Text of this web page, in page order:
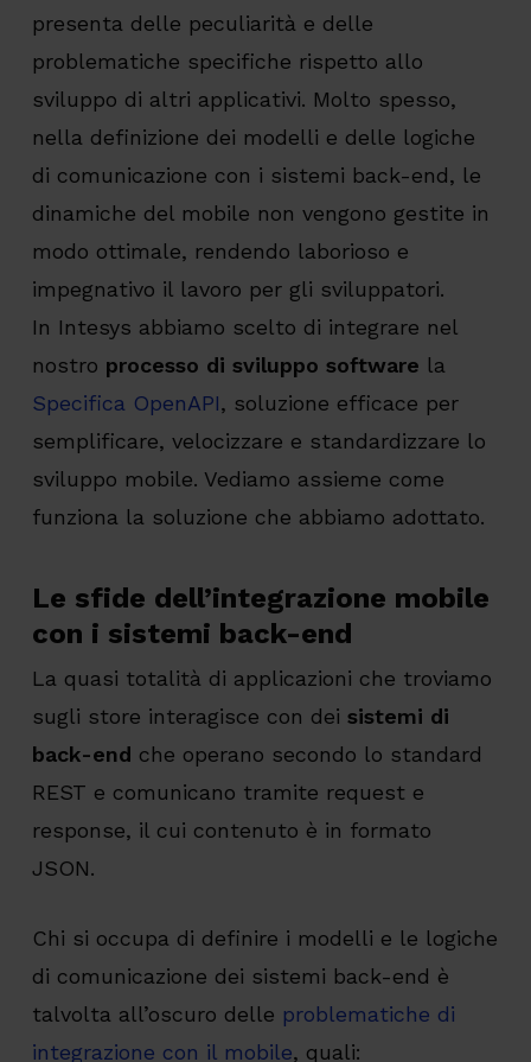
presenta delle peculiarità e delle
problematiche specifiche rispetto allo
sviluppo di altri applicativi. Molto spesso,
nella definizione dei modelli e delle logiche
di comunicazione con i sistemi back-end, le
dinamiche del mobile non vengono gestite in
modo ottimale, rendendo laborioso e
impegnativo il lavoro per gli sviluppatori.
In Intesys abbiamo scelto di integrare nel
nostro processo di sviluppo software la
Specifica OpenAPI, soluzione efficace per
semplificare, velocizzare e standardizzare lo
sviluppo mobile. Vediamo assieme come
funziona la soluzione che abbiamo adottato.
Le sfide dell’integrazione mobile
con i sistemi back-end
La quasi totalità di applicazioni che troviamo
sugli store interagisce con dei sistemi di
back-end che operano secondo lo standard
REST e comunicano tramite request e
response, il cui contenuto è in formato
JSON.
Chi si occupa di definire i modelli e le logiche
di comunicazione dei sistemi back-end è
talvolta all’oscuro delle problematiche di
integrazione con il mobile, quali: